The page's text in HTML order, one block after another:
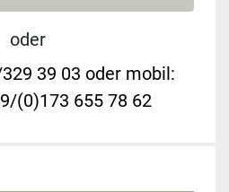
oder
39 03 oder mobil:
(0)173 655 78 62